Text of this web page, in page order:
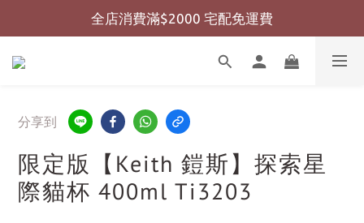
全店消費滿$999 超商免運費
全店消費滿$2000 宅配免運費
分享到
限定版【Keith 鎧斯】探索星
際貓杯 400ml Ti3203